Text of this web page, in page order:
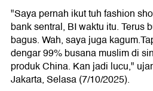
"Saya pernah ikut tuh fashion
bank sentral, BI waktu itu. Terus
bagus. Wah, saya juga
dengar 99% busana muslim di
produk China. Kan jadi lucu,"
Jakarta, Selasa (7/10/2025).